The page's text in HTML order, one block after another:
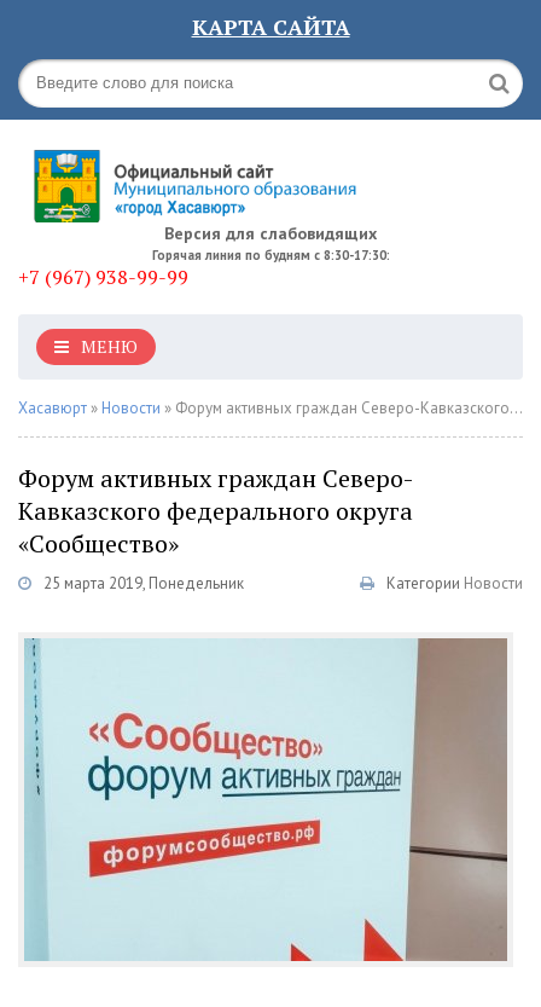
КАРТА САЙТА
Версия для слабовидящих
Горячая линия по будням с 8:30-17:30:
+7 (967) 938-99-99
МЕНЮ
Хасавюрт » Новости » Форум активных граждан Северо-Кавказского федерального округа «Сообщество»
Форум активных граждан Северо-
Кавказского федерального округа
«Сообщество»
25 марта 2019, Понедельник Категории Новости